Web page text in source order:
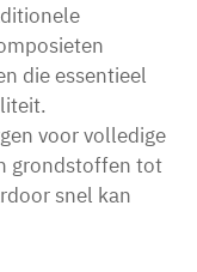
die essentieel
voor volledige
grondstoffen tot
snel kan